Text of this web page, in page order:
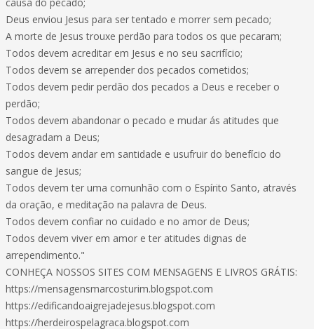
Deus enviou Jesus para ser tentado e morrer sem pecado;
A morte de Jesus trouxe perdão para todos os que pecaram;
Todos devem acreditar em Jesus e no seu sacrifício;
Todos devem se arrepender dos pecados cometidos;
Todos devem pedir perdão dos pecados a Deus e receber o
perdão;
Todos devem abandonar o pecado e mudar ás atitudes que
desagradam a Deus;
Todos devem andar em santidade e usufruir do benefício do
sangue de Jesus;
Todos devem ter uma comunhão com o Espírito Santo, através
da oração, e meditação na palavra de Deus.
Todos devem confiar no cuidado e no amor de Deus;
Todos devem viver em amor e ter atitudes dignas de
arrependimento."
CONHEÇA NOSSOS SITES COM MENSAGENS E LIVROS GRÁTIS:
https://mensagensmarcosturim.blogspot.com
https://edificandoaigrejadejesus.blogspot.com
https://herdeirospelagraca.blogspot.com